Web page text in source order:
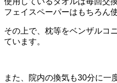
フェイスペーパーはもちろん
その上で、枕等をベンザルコ
ています。
また、院内の換気も30分に一